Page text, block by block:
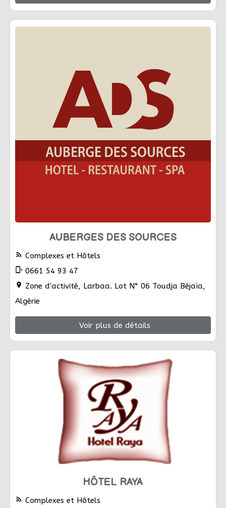
AUBERGES DES SOURCES
rss_feed Complexes et Hôtels
phonelink_ring 0661 54 93 47
location_on Zone d'activité, Larbaa. Lot N° 06 Toudja Béjaïa,
Algérie
Voir plus de détails
HÔTEL RAYA
rss_feed Complexes et Hôtels